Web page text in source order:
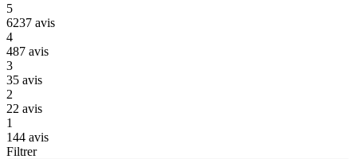
5
6237 avis
4
487 avis
3
35 avis
2
22 avis
1
144 avis
Filtrer